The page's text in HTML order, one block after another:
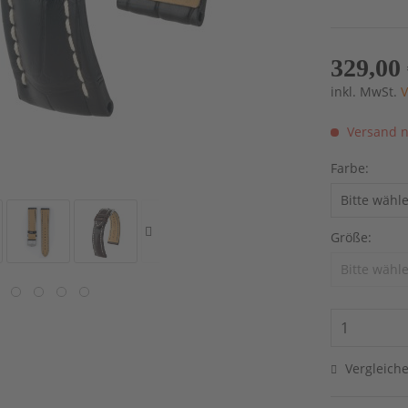
inkl. MwSt.
Versand
Farbe:
Größe: